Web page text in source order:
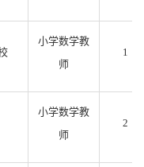
小学数学教
师
1
小学数学教
师
2